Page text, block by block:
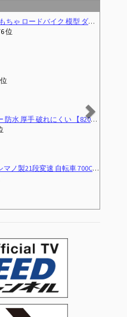
模型 ダイキャストカー ロードレーサー 6+ (レッド)
位
バーにサヨナラ！】 最新型 4箇ワンタッチバックル 風飛び防止 全天候対応 雨避け UV加工 盗難防止 29インチまで対応
女兼用 通勤 通学 旅行 街乗り マウンテンバイク 空気入れ付き、前後泥除け、ワイヤーロック、ライト、反射板、コップホルダー (ホワイト)
Next